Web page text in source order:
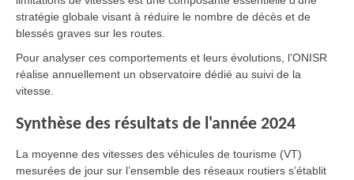
stratégie globale visant à réduire le nombre de décès et de
blessés graves sur les routes.
Pour analyser ces comportements et leurs évolutions, l’ONISR
réalise annuellement un observatoire dédié au suivi de la
vitesse.
Synthèse des résultats de l'année 2024
La moyenne des vitesses des véhicules de tourisme (VT)
mesurées de jour sur l’ensemble des réseaux routiers s’établit